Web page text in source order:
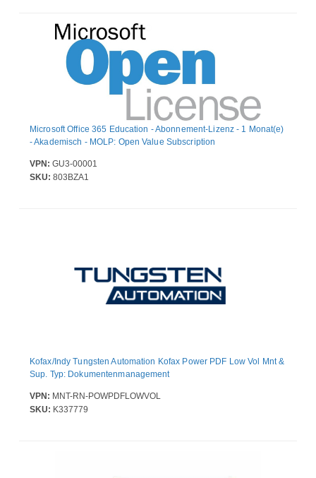
Microsoft Office 365 Education - Abonnement-Lizenz - 1 Monat(e)
- Akademisch - MOLP: Open Value Subscription
VPN: GU3-00001
SKU: 803BZA1
Kofax/Indy Tungsten Automation Kofax Power PDF Low Vol Mnt &
Sup. Typ: Dokumentenmanagement
VPN: MNT-RN-POWPDFLOWVOL
SKU: K337779